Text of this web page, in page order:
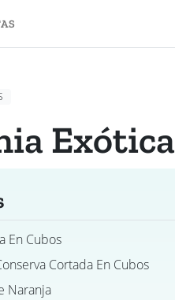
Exótica
En Cubos
Cortada En Cubos
Naranja